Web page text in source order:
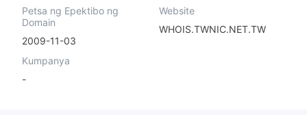
Petsa ng Epektibo ng
Domain
2009-11-03
Website
WHOIS.TWNIC.NET.TW
Kumpanya
-